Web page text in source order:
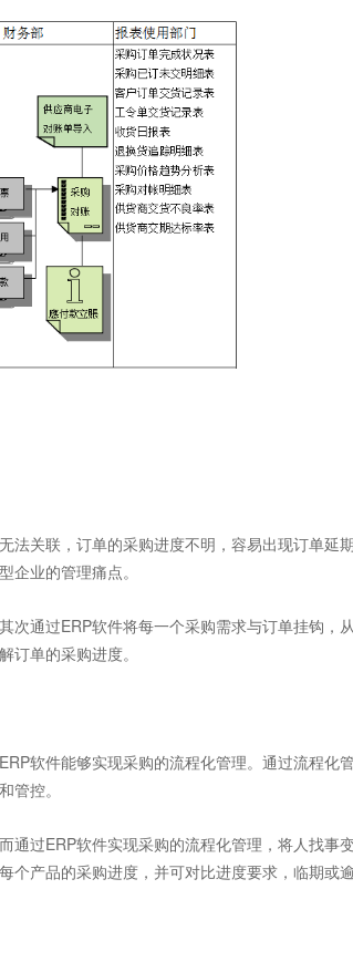
关联，订单的采购进度不明，容易出现订单延
业的管理痛点。
次通过ERP软件将每一个采购需求与订单挂钩，
订单的采购进度。
软件能够实现采购的流程化管理。通过流程化
控。
过ERP软件实现采购的流程化管理，将人找事
个产品的采购进度，并可对比进度要求，临期或